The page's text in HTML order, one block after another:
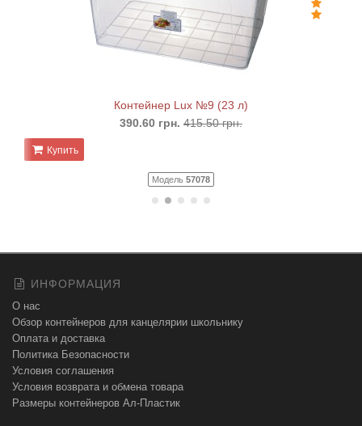
Контейнер Lux №9 (23 л)
390.60 грн. 415.50 грн.
Купить
Модель 57078
ИНФОРМАЦИЯ
О нас
Обзор контейнеров для канцелярии школьнику
Оплата и доставка
Политика Безопасности
Условия соглашения
Условия возврата и обмена товара
Размеры контейнеров Ал-Пластик